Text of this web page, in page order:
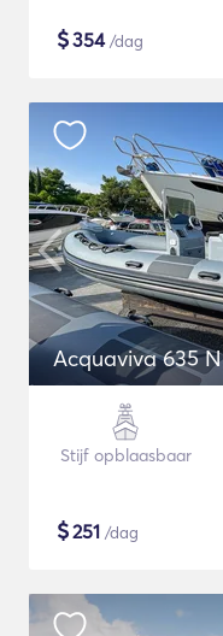
$354/dag
Acquaviva 635 N
Stijf opblaasbaar
$251 /dag